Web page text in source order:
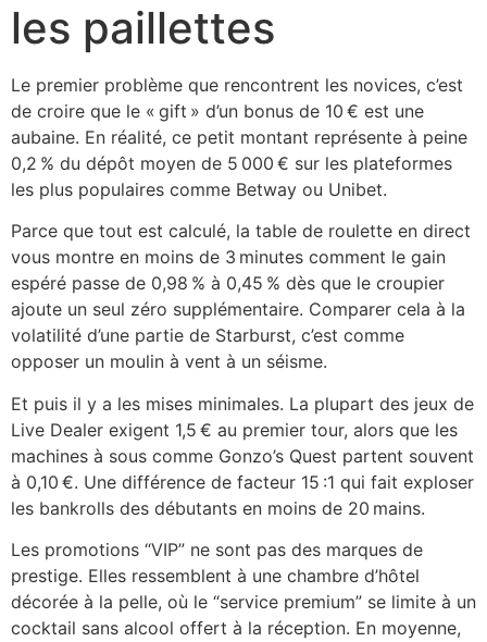
les paillettes
Le premier problème que rencontrent les novices, c’est
de croire que le « gift » d’un bonus de 10 € est une
aubaine. En réalité, ce petit montant représente à peine
0,2 % du dépôt moyen de 5 000 € sur les plateformes
les plus populaires comme Betway ou Unibet.
Parce que tout est calculé, la table de roulette en direct
vous montre en moins de 3 minutes comment le gain
espéré passe de 0,98 % à 0,45 % dès que le croupier
ajoute un seul zéro supplémentaire. Comparer cela à la
volatilité d’une partie de Starburst, c’est comme
opposer un moulin à vent à un séisme.
Et puis il y a les mises minimales. La plupart des jeux de
Live Dealer exigent 1,5 € au premier tour, alors que les
machines à sous comme Gonzo’s Quest partent souvent
à 0,10 €. Une différence de facteur 15 :1 qui fait exploser
les bankrolls des débutants en moins de 20 mains.
Les promotions “VIP” ne sont pas des marques de
prestige. Elles ressemblent à une chambre d’hôtel
décorée à la pelle, où le “service premium” se limite à un
cocktail sans alcool offert à la réception. En moyenne,